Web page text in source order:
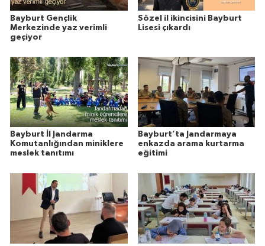
Bayburt Gençlik
Merkezinde yaz verimli
geçiyor
Sözel il ikincisini Bayburt
Lisesi çıkardı
Bayburt İl Jandarma
Komutanlığından miniklere
meslek tanıtımı
Bayburt’ta Jandarmaya
enkazda arama kurtarma
eğitimi